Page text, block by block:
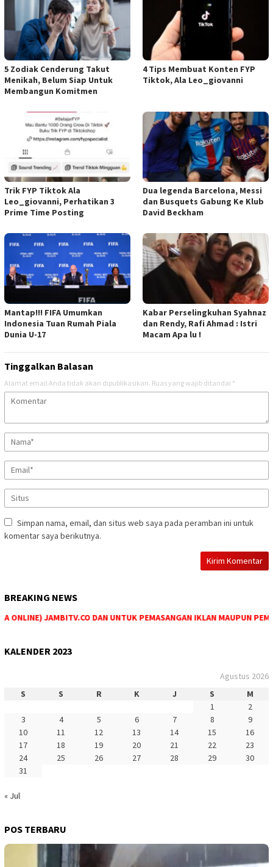
5 Zodiak Cenderung Takut
Menikah, Belum Siap Untuk
Membangun Komitmen
4 Tips Membuat Konten FYP
Tiktok, Ala Leo_giovanni
Trik FYP Tiktok Ala
Leo_giovanni, Perhatikan 3
Prime Time Posting
Dua legenda Barcelona, Messi
dan Busquets Gabung Ke Klub
David Beckham
Mantap!!! FIFA Umumkan
Indonesia Tuan Rumah Piala
Dunia U-17
Kabar Perselingkuhan Syahnaz
dan Rendy, Rafi Ahmad : Istri
Macam Apa lu !
Tinggalkan Balasan
Alamat email Anda tidak akan dipublikasikan. Ruas yang wajib ditandai *
Simpan nama, email, dan situs web saya pada peramban ini untuk
komentar saya berikutnya.
BREAKING NEWS
JAMBITV.CO DAN UNTUK PEMASANGAN IKLAN MAUPUN
KALENDER 2023
Agustus 2026
S
S R K J S
M
1
2
3
4 5 6 7 8
9
10
11 12 13 14 15
16
17
18 19 20 21 22
23
24
25 26 27 28 29
30
31
« Jul
POS TERBARU